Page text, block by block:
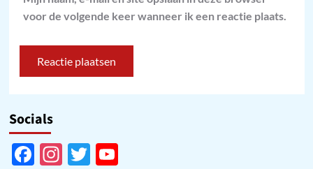
voor de volgende keer wanneer ik een reactie plaats.
Socials
Facebook
Instagram
Twitter
YouTube